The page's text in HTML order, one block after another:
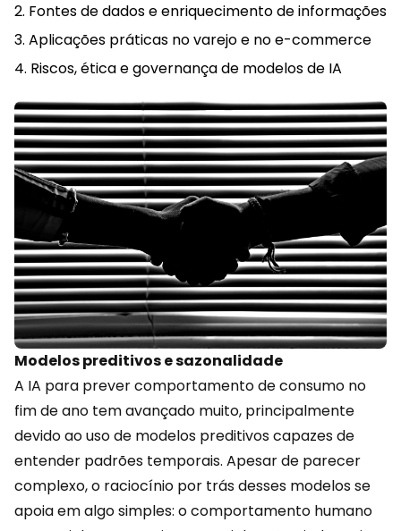
Fontes de dados e enriquecimento de informações
Aplicações práticas no varejo e no e-commerce
Riscos, ética e governança de modelos de IA
Modelos preditivos e sazonalidade
A IA para prever comportamento de consumo no
fim de ano tem avançado muito, principalmente
devido ao uso de modelos preditivos capazes de
entender padrões temporais. Apesar de parecer
complexo, o raciocínio por trás desses modelos se
apoia em algo simples: ocomportamento humano